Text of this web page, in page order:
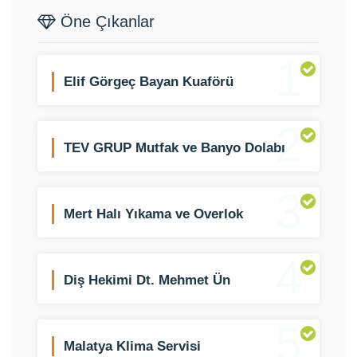
Öne Çıkanlar
1
Elif Görgeç Bayan Kuaförü
2
TEV GRUP Mutfak ve Banyo Dolabı
3
Mert Halı Yıkama ve Overlok
4
Diş Hekimi Dt. Mehmet Ün
5
Malatya Klima Servisi